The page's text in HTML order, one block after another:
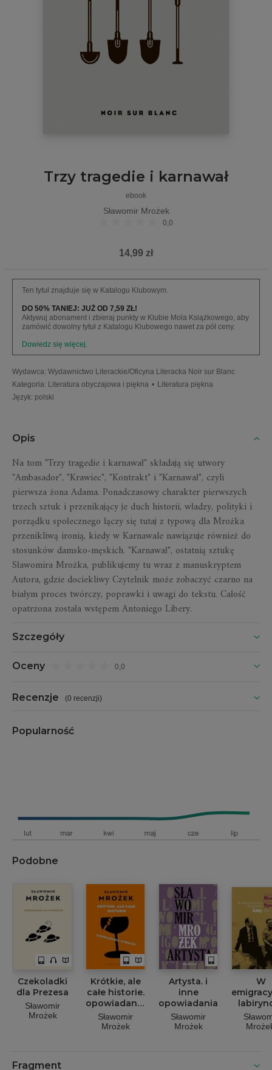
Trzy tragedie i karnawał
ebook
Sławomir Mrożek
0,0
14,99 zł
Ten tytuł znajduje się w Katalogu Klubowym.
DO 50% TANIEJ: JUŻ OD 7,59 ZŁ!
Aktywuj abonament i zbieraj punkty w Klubie Mola Książkowego, aby
zamówić dowolny tytuł z Katalogu Klubowego nawet za pół ceny.
Dowiedz się więcej.
Wydawca: Wydawnictwo Literackie/Oficyna Literacka Noir sur Blanc
Kategoria: Literatura obyczajowa i piękna • Literatura piękna
Język: polski
Opis
Na tom "Trzy tragedie i karnawał" składają się utwory
"Ambasador", "Krawiec", "Kontrakt" i "Karnawał", czyli
pierwsza żona Adama. Ponadczasowy charakter pierwszych
trzech sztuk i przenikający je duch historii, władzy, polityki i
porządku społecznego łączy się tutaj z typową dla Mrożka
przenikliwą ironią, kiedy w Karnawale nawiązuje również do
stosunków damsko-męskich. "Karnawał", ostatnią sztukę
Sławomira Mrożka, publikujemy tu wraz z manuskryptem
Autora, gdzie dociekliwy Czytelnik może zobaczyć czarno na
białym proces twórczy, poprawki i uwagi do tekstu. Całość
opatrzona została wstępem Antoniego Libery.
Szczegóły
Oceny 0,0
Recenzje (0 recenzji)
Popularność
Podobne
Czekoladki
dla Prezesa
Sławomir
Mrożek
Krótkie, ale
całe historie.
opowiadania
wybrane
Sławomir
Mrożek
Artysta. i
inne
opowiadania
Sławomir
Mrożek
W
Listy
1982
Fragment